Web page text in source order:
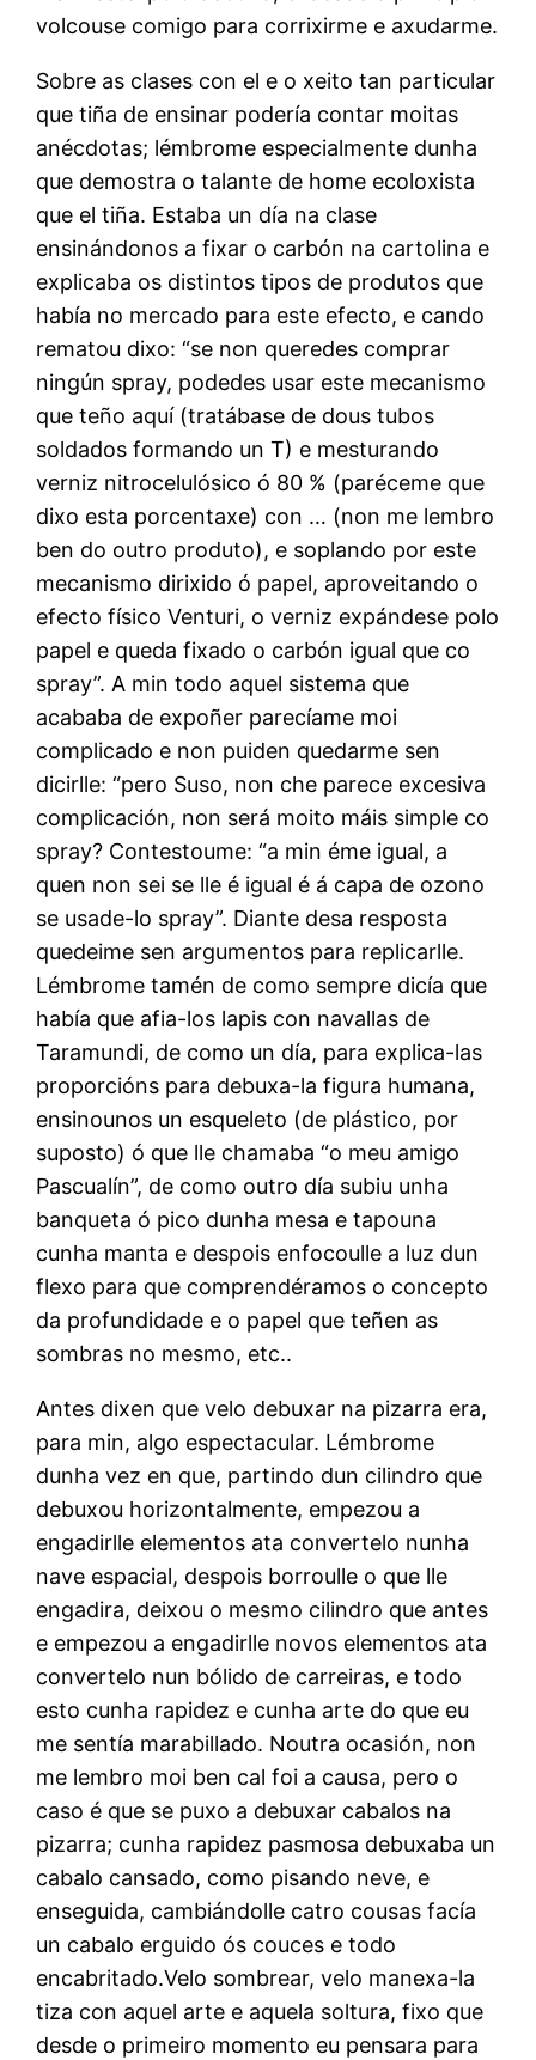
volcouse comigo para corrixirme e axudarme.
Sobre as clases con el e o xeito tan particular
que tiña de ensinar podería contar moitas
anécdotas; lémbrome especialmente dunha
que demostra o talante de home ecoloxista
que el tiña. Estaba un día na clase
ensinándonos a fixar o carbón na cartolina e
explicaba os distintos tipos de produtos que
había no mercado para este efecto, e cando
rematou dixo: “se non queredes comprar
ningún spray, podedes usar este mecanismo
que teño aquí (tratábase de dous tubos
soldados formando un T) e mesturando
verniz nitrocelulósico ó 80 % (paréceme que
dixo esta porcentaxe) con … (non me lembro
ben do outro produto), e soplando por este
mecanismo dirixido ó papel, aproveitando o
efecto físico Venturi, o verniz expándese polo
papel e queda fixado o carbón igual que co
spray”. A min todo aquel sistema que
acababa de expoñer parecíame moi
complicado e non puiden quedarme sen
dicirlle: “pero Suso, non che parece excesiva
complicación, non será moito máis simple co
spray? Contestoume: “a min éme igual, a
quen non sei se lle é igual é á capa de ozono
se usade-lo spray”. Diante desa resposta
quedeime sen argumentos para replicarlle.
Lémbrome tamén de como sempre dicía que
había que afia-los lapis con navallas de
Taramundi, de como un día, para explica-las
proporcións para debuxa-la figura humana,
ensinounos un esqueleto (de plástico, por
suposto) ó que lle chamaba “o meu amigo
Pascualín”, de como outro día subiu unha
banqueta ó pico dunha mesa e tapouna
cunha manta e despois enfocoulle a luz dun
flexo para que comprendéramos o concepto
da profundidade e o papel que teñen as
sombras no mesmo, etc..
Antes dixen que velo debuxar na pizarra era,
para min, algo espectacular. Lémbrome
dunha vez en que, partindo dun cilindro que
debuxou horizontalmente, empezou a
engadirlle elementos ata convertelo nunha
nave espacial, despois borroulle o que lle
engadira, deixou o mesmo cilindro que antes
e empezou a engadirlle novos elementos ata
convertelo nun bólido de carreiras, e todo
esto cunha rapidez e cunha arte do que eu
me sentía marabillado. Noutra ocasión, non
me lembro moi ben cal foi a causa, pero o
caso é que se puxo a debuxar cabalos na
pizarra; cunha rapidez pasmosa debuxaba un
cabalo cansado, como pisando neve, e
enseguida, cambiándolle catro cousas facía
un cabalo erguido ós couces e todo
encabritado.Velo sombrear, velo manexa-la
tiza con aquel arte e aquela soltura, fixo que
desde o primeiro momento eu pensara para